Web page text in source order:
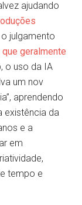
ajudando
julgamento
geralmente
o uso da IA
um nov
aprendendo
existência da
e a
em
tempo e